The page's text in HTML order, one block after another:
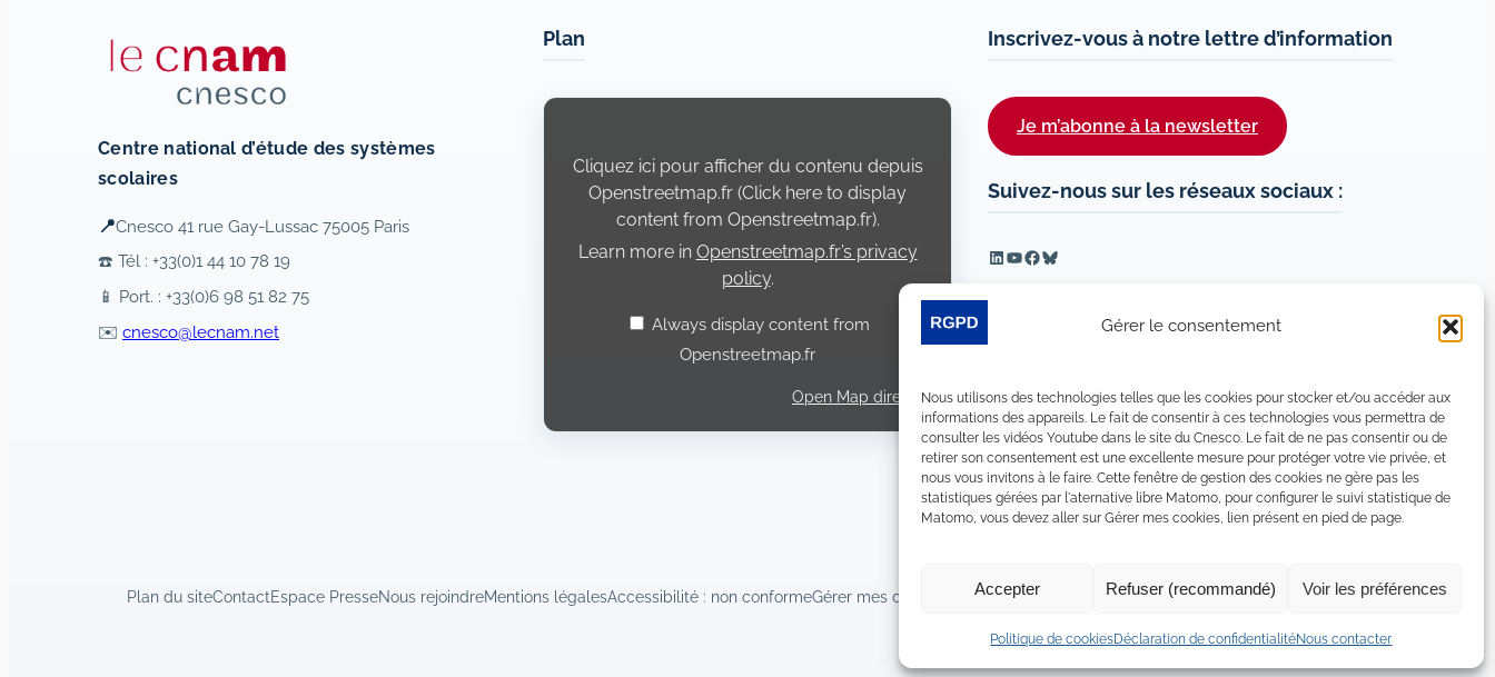
Gérer le consentement
Nous utilisons des technologies telles que les cookies pour stocker et/ou accéder aux
informations des appareils. Le fait de consentir à ces technologies vous permettra de
consulter les vidéos Youtube dans le site du Cnesco. Le fait de ne pas consentir ou de
retirer son consentement est une excellente mesure pour protéger votre vie privée, et
nous vous invitons à le faire. Cette fenêtre de gestion des cookies ne gère pas les
statistiques gérées par l'aternative libre Matomo, pour configurer le suivi statistique de
Matomo, vous devez aller sur Gérer mes cookies, lien présent en pied de page.
Accepter Refuser (recommandé) Voir les préférences
Politique de cookiesDéclaration de confidentialitéNous contacter
Centre national d’étude des systèmes
scolaires
📍Cnesco 41 rue Gay-Lussac 75005 Paris
☎️ Tél : +33(0)1 44 10 78 19
📱 Port. : +33(0)6 98 51 82 75
✉️ cnesco@lecnam.net
Plan
Display
Openstreetmap.fr
Cliquez ici pour afficher du contenu depuis
Openstreetmap.fr (Click here to display
content from Openstreetmap.fr).
Learn more in Openstreetmap.fr’s privacy
policy.
Always display content from
Openstreetmap.fr
Open Map directly
Inscrivez-vous à notre lettre d’information
Je m’abonne à la newsletter
Suivez-nous sur les réseaux sociaux :
LinkedIn
YouTube
Facebook
Bluesky
Plan du siteContactEspace PresseNous rejoindreMentions légalesAccessibilité : non conformeGérer mes cookies Déclaration de confidentialitéPolitique de certains cookies